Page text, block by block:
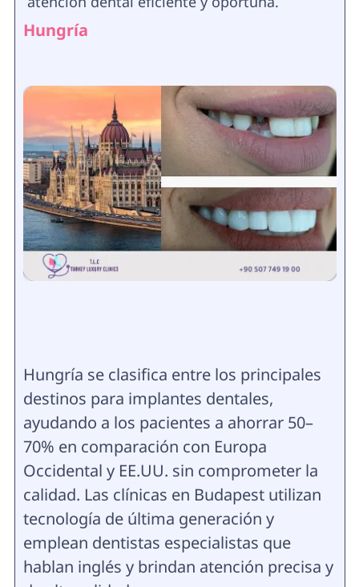
Hungría
Hungría se clasifica entre los principales
destinos para implantes dentales,
ayudando a los pacientes a ahorrar 50–
70% en comparación con Europa
Occidental y EE.UU. sin comprometer la
calidad. Las clínicas en Budapest utilizan
tecnología de última generación y
emplean dentistas especialistas que
hablan inglés y brindan atención precisa y